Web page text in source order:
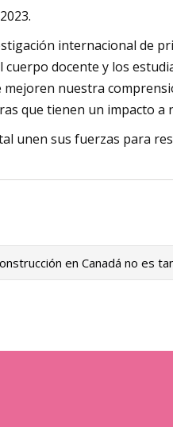
internacional de
cuerpo docente y los
nuestra
que tienen un impacto
unen sus fuerzas para
en Canadá no es